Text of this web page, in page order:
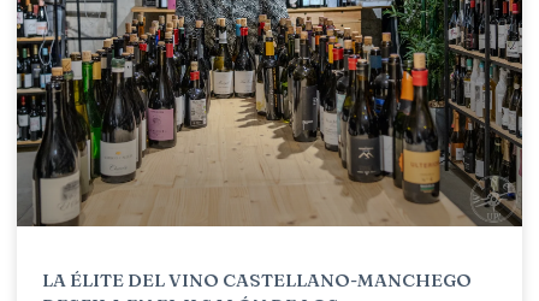
LA ÉLITE DEL VINO CASTELLANO-MANCHEGO